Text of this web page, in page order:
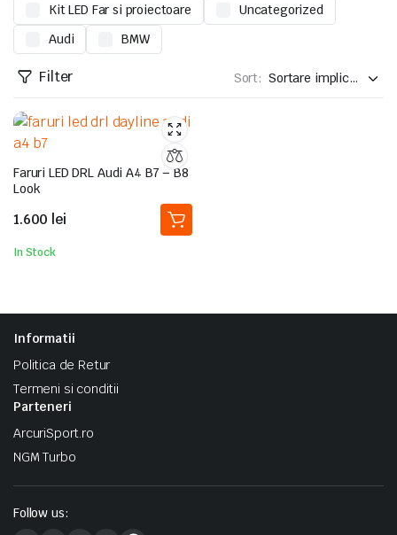
Kit LED Far si proiectoare
Uncategorized
Audi
BMW
Filter Sort:
Faruri LED DRL Audi A4 B7 – B8
Look
1.600 lei
In Stock
Informatii
Politica de Retur
Termeni si conditii
Parteneri
ArcuriSport.ro
NGM Turbo
Follow us: